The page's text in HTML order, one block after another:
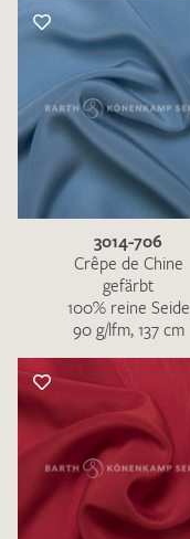
3014-706
Crêpe de Chine
gefärbt
100% reine Seide
90 g/lfm, 137 cm